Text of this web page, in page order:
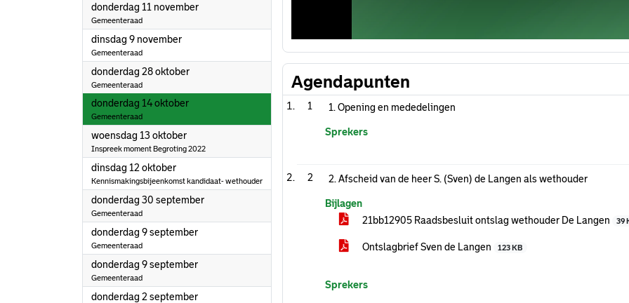
donderdag 11 november2021
Gemeenteraad
dinsdag 9 november2021
Gemeenteraad
donderdag 28 oktober2021
Gemeenteraad
donderdag 14 oktober2021
Gemeenteraad
woensdag 13 oktober2021
Inspreek moment Begroting 2022
dinsdag 12 oktober2021
Kennismakingsbijeenkomst kandidaat- wethouder
donderdag 30 september2021
Gemeenteraad
donderdag 9 september2021
Gemeenteraad
donderdag 9 september2021
Gemeenteraad
donderdag 2 september2021
Agendapunten
1 1. Opening en mededelingen
Sprekers
2 2. Afscheid van de heer S. (Sven) de Langen als wethouder
Bijlagen
21bb12905 Raadsbesluit ontslag wethouder De Langen
39
Ontslagbrief Sven de Langen 123 KB
Sprekers